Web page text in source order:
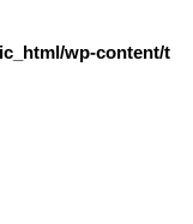
wp-content/t